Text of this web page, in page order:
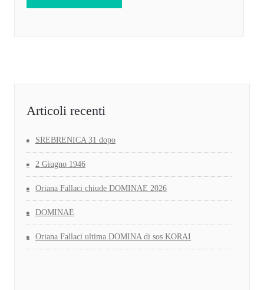
Articoli recenti
SREBRENICA 31 dopo
2 Giugno 1946
Oriana Fallaci chiude DOMINAE 2026
DOMINAE
Oriana Fallaci ultima DOMINA di sos KORAI